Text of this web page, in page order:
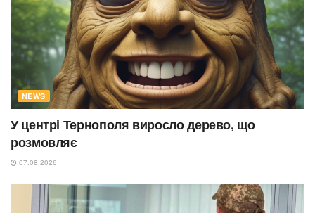
NEWS
У центрі Тернополя виросло дерево, що
розмовляє
07.08.2026